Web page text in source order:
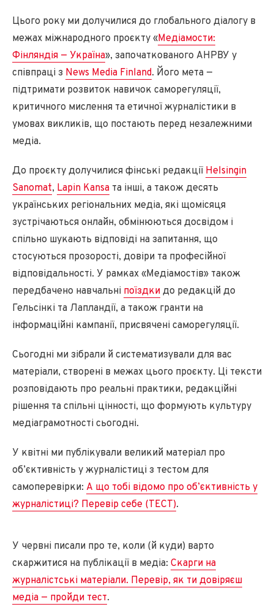
Цього року ми долучилися до глобального діалогу в
межах міжнародного проєкту «Медіамости:
Фінляндія — Україна», започаткованого АНРВУ у
співпраці з News Media Finland. Його мета —
підтримати розвиток навичок саморегуляції,
критичного мислення та етичної журналістики в
умовах викликів, що постають перед незалежними
медіа.
До проєкту долучилися фінські редакції Helsingin
Sanomat, Lapin Kansa та інші, а також десять
українських регіональних медіа, які щомісяця
зустрічаються онлайн, обмінюються досвідом і
спільно шукають відповіді на запитання, що
стосуються прозорості, довіри та професійної
відповідальності. У рамках «Медіамостів» також
передбачено навчальні поїздки до редакцій до
Гельсінкі та Лапландії, а також гранти на
інформаційні кампанії, присвячені саморегуляції.
Сьогодні ми зібрали й систематизували для вас
матеріали, створені в межах цього проєкту. Ці тексти
розповідають про реальні практики, редакційні
рішення та спільні цінності, що формують культуру
медіаграмотності сьогодні.
У квітні ми публікували великий матеріал про
об’єктивність у журналістиці з тестом для
самоперевірки: А що тобі відомо про об’єктивність у
журналістиці? Перевір себе (ТЕСТ).
У червні писали про те, коли (й куди) варто
скаржитися на публікації в медіа: Скарги на
журналістські матеріали. Перевір, як ти довіряєш
медіа — пройди тест.